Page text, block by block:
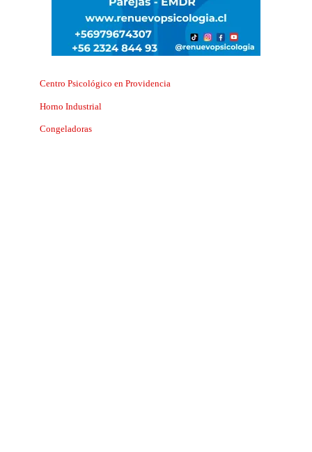
Centro Psicológico en Providencia
Horno Industrial
Congeladoras